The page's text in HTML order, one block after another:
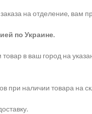
на отделение, вам
по Украине.
в ваш город на
при наличии товара на